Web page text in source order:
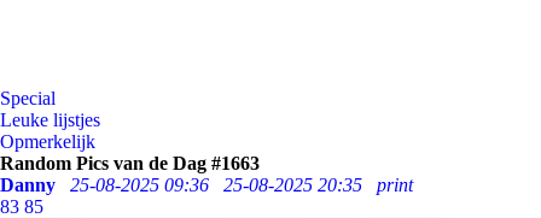
Special
Leuke lijstjes
Opmerkelijk
Random Pics van de Dag #1663
Danny
25-08-2025 09:36 25-08-2025 20:35
print
83 85